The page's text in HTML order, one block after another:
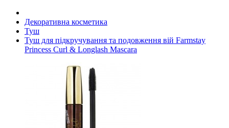
Декоративна косметика
Туш
Туш для підкручування та подовження вій Farmstay
Princess Curl & Longlash Mascara